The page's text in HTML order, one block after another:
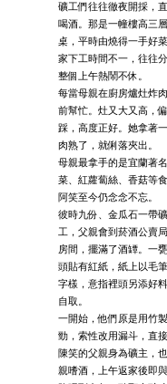
礦工們往往徹夜開採，
喝酒。那是一幢樓高三
桌，平時由燒得一手好
家下工時間不一，往往
整個上午熱鬧不休。
每當母親在廚房爐灶炸
前幫忙。灶又大又高，
踩，高度正好。她拿著
肉熟了，就俐落夾出。
母親最拿手的是宜蘭著
菜、紅蘿蔔絲、香菇等
阿笑至今仍念念不忘。
彼時九份、金瓜石一帶
工，父親會到菸酒公賣
房間，擺滿了酒罈。一
頭貼有紅紙，紙上以毛
字樣，意指裡頭另添好
自取。
一開始，他們原是用竹
勁，索性改用漏斗，直
陳笑的父親身為礦主，
親嗜酒，上午返家後即